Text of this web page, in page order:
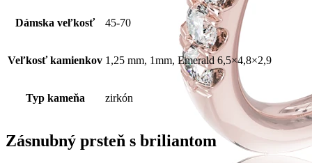
Dámska veľkosť 45-70
Veľkosť kamienkov 1,25 mm, 1mm, Emerald 6,5×4,8×2,9
Typ kameňa zirkón
Zásnubný prsteň s briliantom